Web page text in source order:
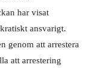
har visat
ansvarigt.
genom att arrestera
att arrestering